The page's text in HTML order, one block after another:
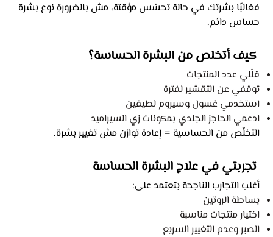
فغالبًا بشرتك في حالة تحسّس مؤقتة، مش بالضرورة نوع بشرة
حساس دائم.
كيف أتخلص من البشرة الحساسة؟
قلّلي عدد المنتجات
توقفي عن التقشير لفترة
استخدمي غسول وسيروم لطيفين
ادعمي الحاجز الجلدي بمكونات زي السيراميد
التخلّص من الحساسية = إعادة توازن مش تغيير بشرة.
تجربتي في علاج البشرة الحساسة
أغلب التجارب الناجحة بتعتمد على:
بساطة الروتين
اختيار منتجات مناسبة
الصبر وعدم التغيير السريع